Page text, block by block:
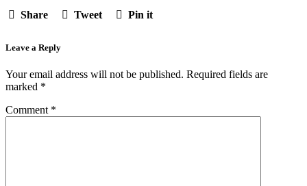
Share Tweet Pin it
Leave a Reply
Your email address will not be published. Required fields are
marked *
Comment *